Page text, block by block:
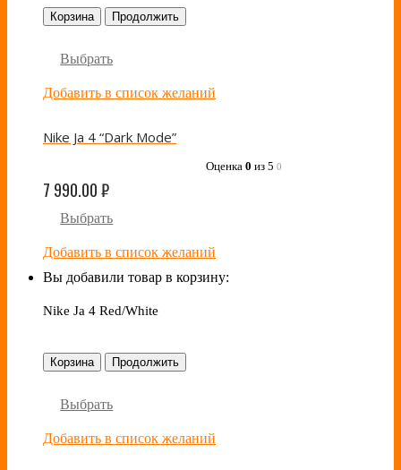
Корзина Продолжить
Выбрать
Добавить в список желаний
Nike Ja 4 “Dark Mode”
Оценка 0 из 5 0
7 990.00₽
Выбрать
Добавить в список желаний
Вы добавили товар в корзину:
Nike Ja 4 Red/White
Корзина Продолжить
Выбрать
Добавить в список желаний